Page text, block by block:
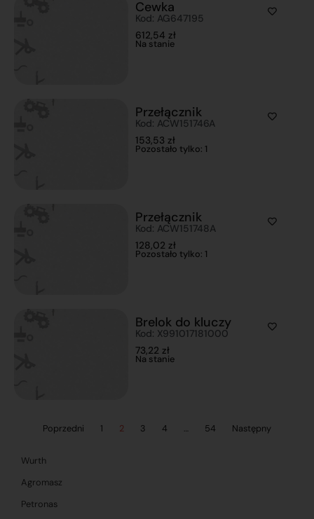
Wurth
Agromasz
Petronas
Cewka
Kod: AG647195
612,54 zł
Na stanie
Przełącznik
Kod: ACW151746A
153,53 zł
Pozostało tylko: 1
Przełącznik
Kod: ACW151748A
128,02 zł
Pozostało tylko: 1
Brelok do kluczy
Kod: X991017181000
73,22 zł
Na stanie
Poprzedni 1 2 3 4 … 54 Następny